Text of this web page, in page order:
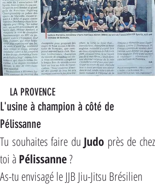
LA PROVENCE
L'usine à champion à côté de
Pélissanne
Tu souhaites faire du Judo près de chez
toi à Pélissanne ?
As-tu envisagé le JJB Jiu-Jitsu Brésilien